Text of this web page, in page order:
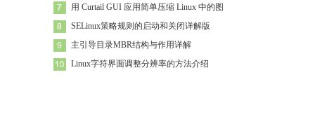
用 Curtail GUI 应用简单压缩 Linux 中的图
SELinux策略规则的启动和关闭详解版
主引导目录MBR结构与作用详解
Linux字符界面调整分辨率的方法介绍